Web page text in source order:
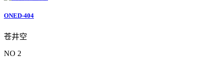
ONED-404
苍井空
NO 2